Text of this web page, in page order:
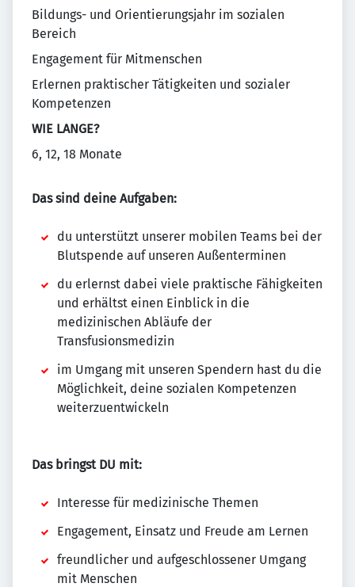
Bildungs- und Orientierungsjahr im sozialen
Bereich
Engagement für Mitmenschen
Erlernen praktischer Tätigkeiten und sozialer
Kompetenzen
WIE LANGE?
6, 12, 18 Monate
Das sind deine Aufgaben:
du unterstützt unserer mobilen Teams bei der
Blutspende auf unseren Außenterminen
du erlernst dabei viele praktische Fähigkeiten
und erhältst einen Einblick in die
medizinischen Abläufe der
Transfusionsmedizin
im Umgang mit unseren Spendern hast du die
Möglichkeit, deine sozialen Kompetenzen
weiterzuentwickeln
Das bringst DU mit:
Interesse für medizinische Themen
Engagement, Einsatz und Freude am Lernen
freundlicher und aufgeschlossener Umgang
mit Menschen